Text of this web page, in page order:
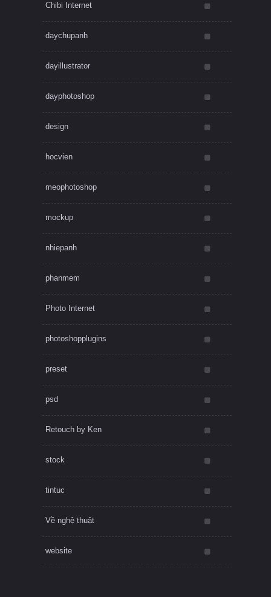
Chibi Internet
daychupanh
dayillustrator
dayphotoshop
design
hocvien
meophotoshop
mockup
nhiepanh
phanmem
Photo Internet
photoshopplugins
preset
psd
Retouch by Ken
stock
tintuc
Về nghệ thuật
website